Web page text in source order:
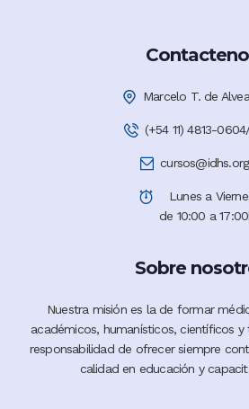
Marcelo T. de
(+54 11) 4813-
Lunes a
de 10:00 a
Sobre
Nuestra misión es la de formar
académicos, humanísticos, científicos
responsabilidad de ofrecer siempre
calidad en educación y